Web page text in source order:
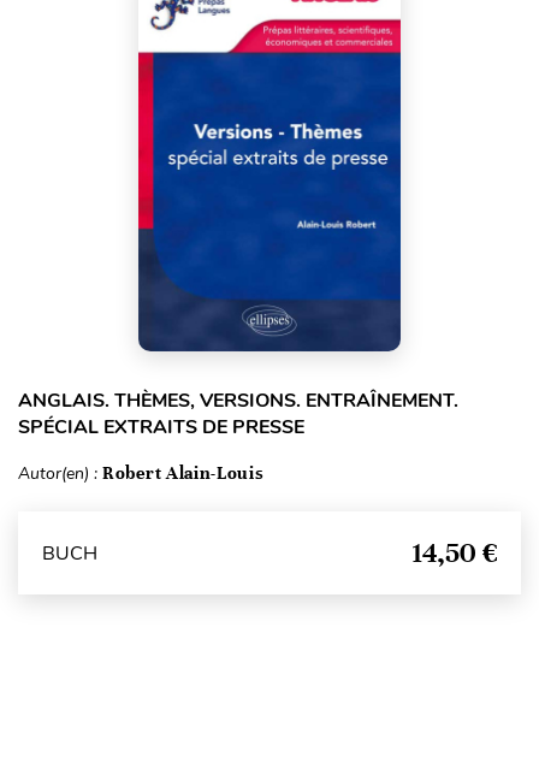
ANGLAIS. THÈMES, VERSIONS. ENTRAÎNEMENT.
SPÉCIAL EXTRAITS DE PRESSE
Autor(en) : Robert Alain-Louis
BUCH 14,50 €